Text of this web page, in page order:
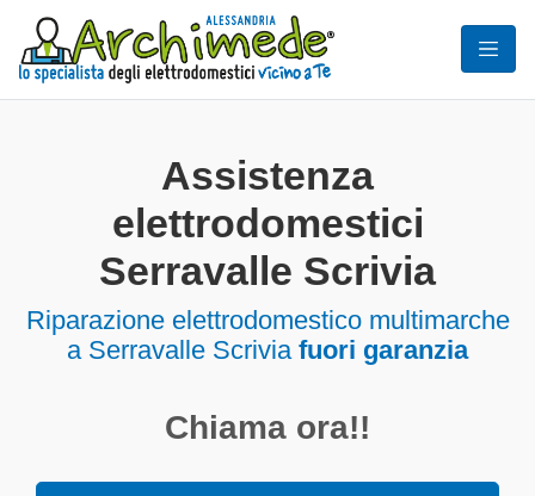
Assistenza
elettrodomestici
Serravalle Scrivia
Riparazione elettrodomestico multimarche
a Serravalle Scrivia fuori garanzia
Chiama ora!!